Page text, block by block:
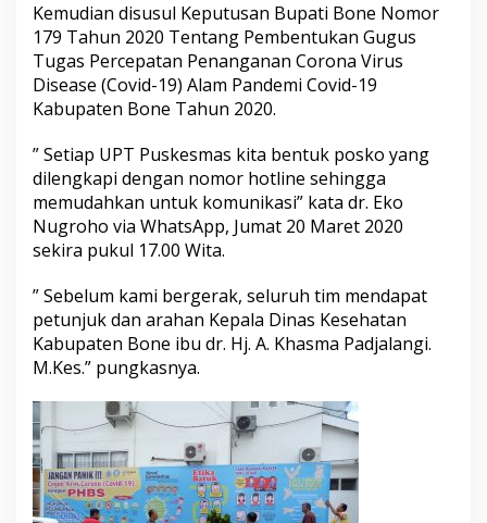
i
s
a
s
i
P
n
c
g
a
h
n
r
u
C
o
o
n
a
Kemudian disusul Keputusan Bupati Bone Nomor
179 Tahun 2020 Tentang Pembentukan Gugus
Tugas Percepatan Penanganan Corona Virus
Disease (Covid-19) Alam Pandemi Covid-19
Kabupaten Bone Tahun 2020.
” Setiap UPT Puskesmas kita bentuk posko yang
dilengkapi dengan nomor hotline sehingga
memudahkan untuk komunikasi” kata dr. Eko
Nugroho via WhatsApp, Jumat 20 Maret 2020
sekira pukul 17.00 Wita.
” Sebelum kami bergerak, seluruh tim mendapat
petunjuk dan arahan Kepala Dinas Kesehatan
Kabupaten Bone ibu dr. Hj. A. Khasma Padjalangi.
M.Kes.” pungkasnya.